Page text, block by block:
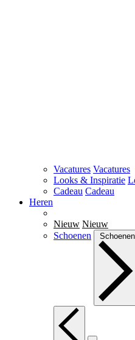
Vacatures Vacatures
Looks & Inspiratie
Cadeau Cadeau
Heren
Nieuw Nieuw
Schoenen
Schoenen